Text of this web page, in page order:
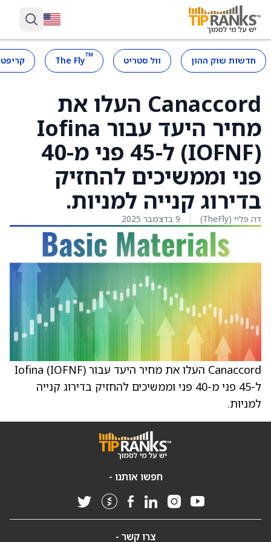
חדשות שוק ההון וול סטריט ™
The Fly
Canaccord העלו את
מחיר היעד עבור Iofina
(IOFNF) ל-45 פני מ-40
פני וממשיכים להחזיק
בדירוג קנייה למניות.
דה פליי (TheFly) 9 בדצמבר 2025
Canaccord העלו את מחיר היעד עבור Iofina (IOFNF)
ל-45 פני מ-40 פני וממשיכים להחזיק בדירוג קנייה
למניות.
חפשו אותנו -
צרו קשר -